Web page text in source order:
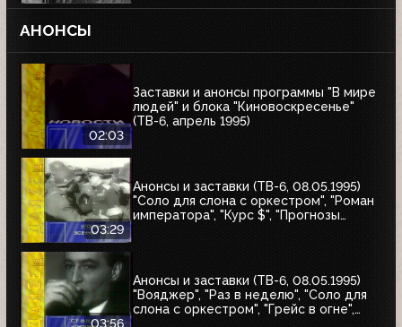
АНОНСЫ
02:03
Заставки и анонсы программы "В мире
людей" и блока "Киновоскресенье"
(ТВ-6, апрель 1995)
03:29
Анонсы и заставки (ТВ-6, 08.05.1995)
"Соло для слона с оркестром", "Роман
императора", "Курс $", "Прогнозы
03:56
Анонсы и заставки (ТВ-6, 08.05.1995)
"Вояджер", "Раз в неделю", "Соло для
слона с оркестром", "Грейс в огне",